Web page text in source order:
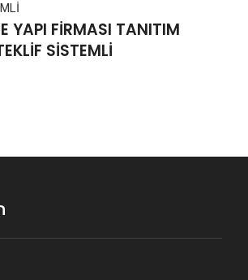
YAPI FİRMASI TANITIM
SİSTEMLİ